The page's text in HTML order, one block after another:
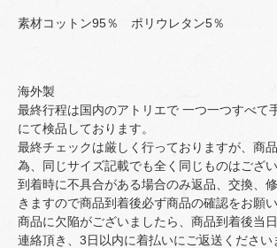
素材コットン95％ ポリウレタン5％
海外製
最終行程は国内のアトリエで 一つ一つすべて
にて検品しております。
最終チェックは厳しく行っておりますが、商
為、同じサイズ記載でも全く同じものはござい
到着時に不具合がある場合のみ返品、交換、
きますので商品到着後必ず商品の確認をお願い
商品に欠陥がございましたら、商品到着後当
連絡頂き、3日以内に着払いにご返送ください